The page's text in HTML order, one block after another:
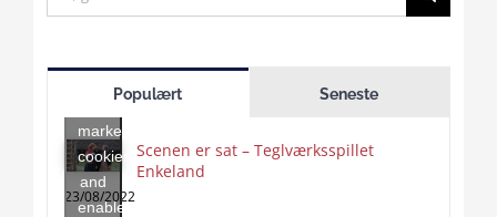
for:
Populært Seneste
accept
marketing
cookies
and
enable
Scenen er sat – Teglværksspillet
Enkeland
23/08/2022
Click
to